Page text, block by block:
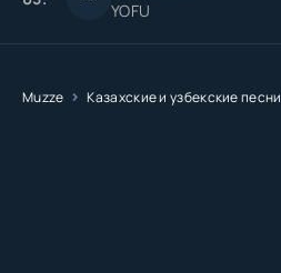
YOFU
Muzze Казахские и узбекские песни